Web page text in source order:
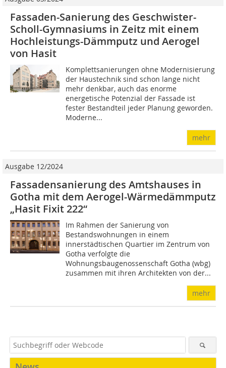
Fassaden-Sanierung des Geschwister-
Scholl-Gymnasiums in Zeitz mit einem
Hochleistungs-Dämmputz und Aerogel
von Hasit
Komplettsanierungen ohne Modernisierung
der Haustechnik sind schon lange nicht
mehr denkbar, auch das enorme
energetische Potenzial der Fassade ist
fester Bestandteil jeder Planung geworden.
Moderne...
mehr
Ausgabe 12/2024
Fassadensanierung des Amtshauses in
Gotha mit dem Aerogel-Wärmedämmputz
„Hasit Fixit 222“
Im Rahmen der Sanierung von
Bestandswohnungen in einem
innerstädtischen Quartier im Zentrum von
Gotha verfolgte die
Wohnungsbaugenossenschaft Gotha (wbg)
zusammen mit ihren Architekten von der...
mehr